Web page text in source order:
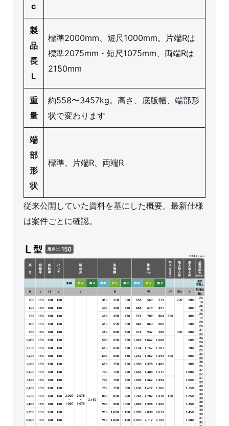
c
製
品
長
L
標準2000mm、短尺1000mm。片端Rは
標準2075mm・短尺1075mm、両端Rは
2150mm
重
量
約558〜3457kg。高さ、底版幅、端部形
状で変わります
端
部
形
状
標準、片端R、両端R
従来公開していた資料を基にした概要。最新仕様
は案件ごとに確認。